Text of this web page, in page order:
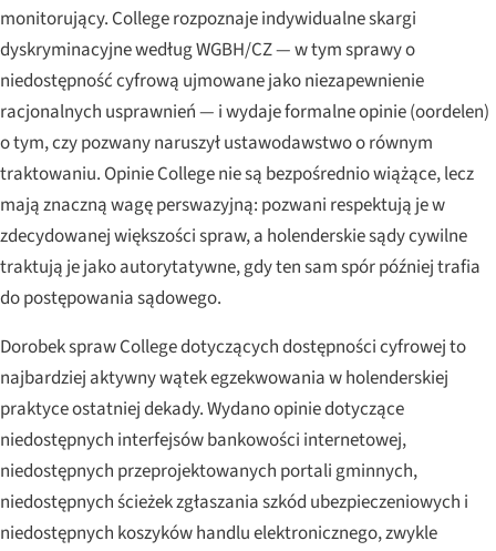
monitorujący. College rozpoznaje indywidualne skargi
dyskryminacyjne według WGBH/CZ — w tym sprawy o
niedostępność cyfrową ujmowane jako niezapewnienie
racjonalnych usprawnień — i wydaje formalne opinie (oordelen)
o tym, czy pozwany naruszył ustawodawstwo o równym
traktowaniu. Opinie College nie są bezpośrednio wiążące, lecz
mają znaczną wagę perswazyjną: pozwani respektują je w
zdecydowanej większości spraw, a holenderskie sądy cywilne
traktują je jako autorytatywne, gdy ten sam spór później trafia
do postępowania sądowego.
Dorobek spraw College dotyczących dostępności cyfrowej to
najbardziej aktywny wątek egzekwowania w holenderskiej
praktyce ostatniej dekady. Wydano opinie dotyczące
niedostępnych interfejsów bankowości internetowej,
niedostępnych przeprojektowanych portali gminnych,
niedostępnych ścieżek zgłaszania szkód ubezpieczeniowych i
niedostępnych koszyków handlu elektronicznego, zwykle